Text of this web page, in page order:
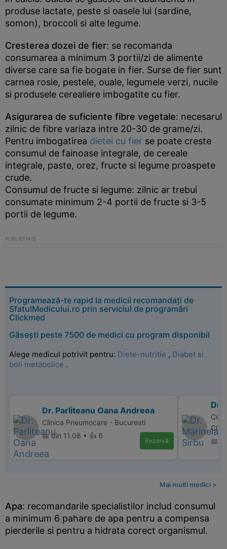
produse lactate, peste si oasele lui (sardine,
somon), broccoli si alte legume.
Cresterea dozei de fier: se recomanda
consumarea a minimum 3 portii/zi de alimente
diverse care sa fie bogate in fier. Surse de fier sunt
carnea rosie, pestele, ouale, legumele verzi, nucile
si produsele cerealiere imbogatite cu fier.
Asigurarea de suficiente fibre vegetale: necesarul
zilnic de fibre variaza intre 20-30 de grame/zi.
Pentru imbogatirea dietei cu fier se poate creste
consumul de fainoase integrale, de cereale
integrale, paste, orez, fructe si legume proaspete
crude.
Consumul de fructe si legume: zilnic ar trebui
consumate minimum 2-4 portii de fructe si 3-5
portii de legume.
Programează-te rapid la medicii recomandați de
SfatulMedicului.ro prin serviciul de programări
Clickmed
Găsești peste 7500 de medici cu program disponibil
Alege medicul potrivit pentru: Diete-nutritie , Diabet si
boli metabolice .
Dr. Parliteanu Oana Andreea
Clinica Pneumocare - Bucuresti
📅 din 11.08 • 👍 6
Rezervă
Dr.
📅
Mai multi medici >
Apa: recomandarile specialistilor includ consumul
a minimum 6 pahare de apa pentru a compensa
pierderile si pentru a hidrata corect organismul.